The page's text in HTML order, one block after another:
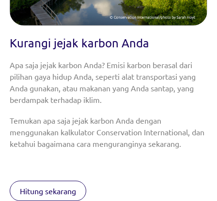
Kurangi jejak karbon Anda
Apa saja jejak karbon Anda? Emisi karbon berasal dari
pilihan gaya hidup Anda, seperti alat transportasi yang
Anda gunakan, atau makanan yang Anda santap, yang
berdampak terhadap iklim.
Temukan apa saja jejak karbon Anda dengan
menggunakan kalkulator Conservation International, dan
ketahui bagaimana cara menguranginya sekarang.
Hitung sekarang